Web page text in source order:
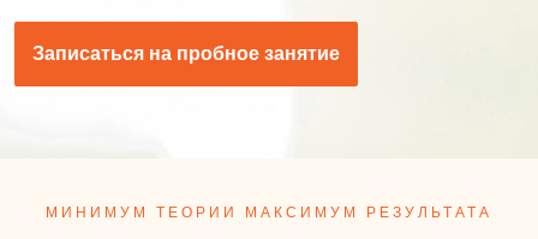
Записаться на пробное занятие
МИНИМУМ ТЕОРИИ МАКСИМУМ РЕЗУЛЬТАТА